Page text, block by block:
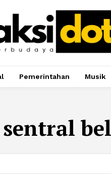
Pemerintahan Musik